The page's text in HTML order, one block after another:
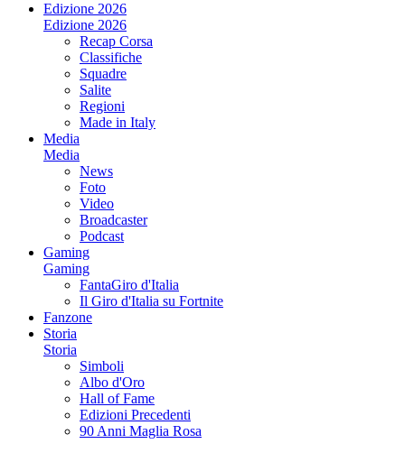
Edizione 2026
Edizione 2026
Recap Corsa
Classifiche
Squadre
Salite
Regioni
Made in Italy
Media
Media
News
Foto
Video
Broadcaster
Podcast
Gaming
Gaming
FantaGiro d'Italia
Il Giro d'Italia su Fortnite
Fanzone
Storia
Storia
Simboli
Albo d'Oro
Hall of Fame
Edizioni Precedenti
90 Anni Maglia Rosa